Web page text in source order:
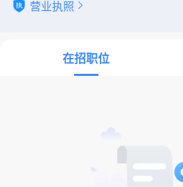
营业执照 
在招职位